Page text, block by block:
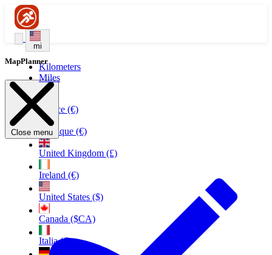
mi
Kilometers
Miles
France (€)
Belgique (€)
United Kingdom (£)
Ireland (€)
United States ($)
Canada ($CA)
Italia (€)
MapPlanner
Close menu